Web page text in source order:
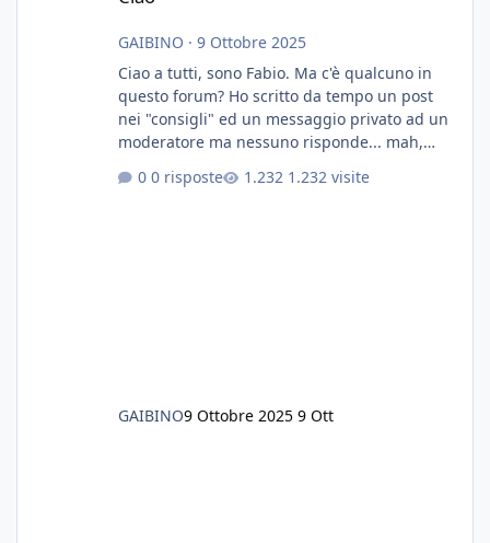
GAIBINO · 9 Ottobre 2025
Ciao a tutti, sono Fabio. Ma c'è qualcuno in
questo forum? Ho scritto da tempo un post
nei "consigli" ed un messaggio privato ad un
moderatore ma nessuno risponde... mah,
0 risposte 1.232 visite
GAIBINO9 Ottobre 2025 9 Ott